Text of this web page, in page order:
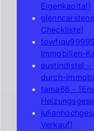
Eigenkapital]
Checkliste]
Immobilien-
austindistel -
durch-
tama66 -
Verkauf]